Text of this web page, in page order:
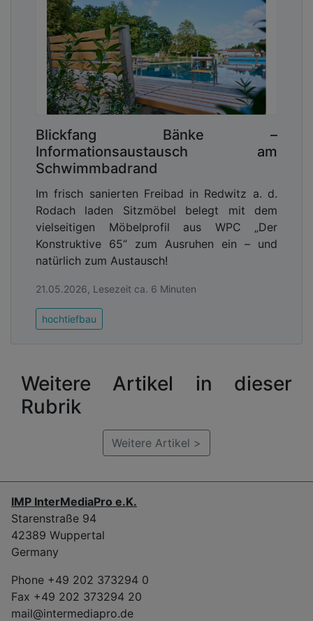
Blickfang Bänke –
Informationsaustausch am
Schwimmbadrand
Im frisch sanierten Freibad in Redwitz a. d.
Rodach laden Sitzmöbel belegt mit dem
vielseitigen Möbelprofil aus WPC „Der
Konstruktive 65“ zum Ausruhen ein – und
natürlich zum Austausch!
21.05.2026, Lesezeit ca. 6 Minuten
hochtiefbau
Weitere Artikel in dieser
Rubrik
Weitere Artikel >
IMP InterMediaPro e.K.
Starenstraße 94
42389 Wuppertal
Germany
Phone +49 202 373294 0
Fax +49 202 373294 20
mail@intermediapro.de